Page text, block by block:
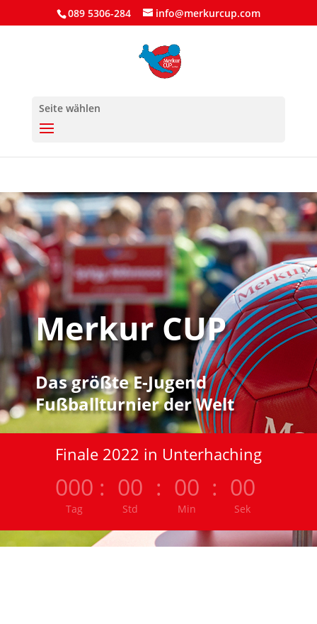
089 5306-284 info@merkurcup.com
Seite wählen
Merkur CUP
Das größte E-Jugend
Fußballturnier der Welt
Finale 2022 in Unterhaching
000
Tag
: 00
Std
: 00
Min
: 00
Sek